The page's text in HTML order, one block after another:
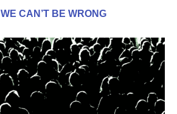
WE CAN’T BE WRONG